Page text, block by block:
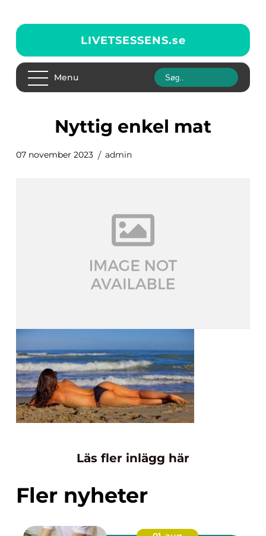
LIVETSESSENS.se
Menu
nyttig enkel mat
07 november 2023 admin
Läs fler inlägg här
Fler nyheter